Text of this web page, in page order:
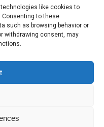
like cookies to
to these
such as browsing behavior or
withdrawing consent, may